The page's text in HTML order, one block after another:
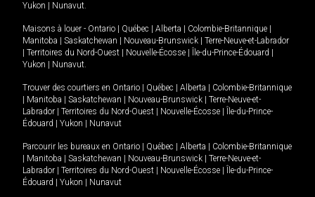
Yukon
Nunavut.
Maisons à louer - Ontario Québec Alberta Colombie-Britannique
Manitoba
Saskatchewan Nouveau-Brunswick
Terre-Neuve-et-Labrador
Territoires du Nord-Ouest Nouvelle-Écosse Île-du-Prince-Édouard
Yukon
Nunavut.
Trouver des courtiers en Ontario Québec Alberta
Colombie-Britannique
Manitoba Saskatchewan Nouveau-Brunswick
Terre-Neuve-et-
Labrador
Territoires du Nord-Ouest Nouvelle-Écosse
Île-du-Prince-
Édouard
Yukon Nunavut
Parcourir les bureaux en Ontario Québec Alberta
Colombie-Britannique
Manitoba Saskatchewan Nouveau-Brunswick
Terre-Neuve-et-
Labrador
Territoires du Nord-Ouest Nouvelle-Écosse
Île-du-Prince-
Édouard
Yukon Nunavut